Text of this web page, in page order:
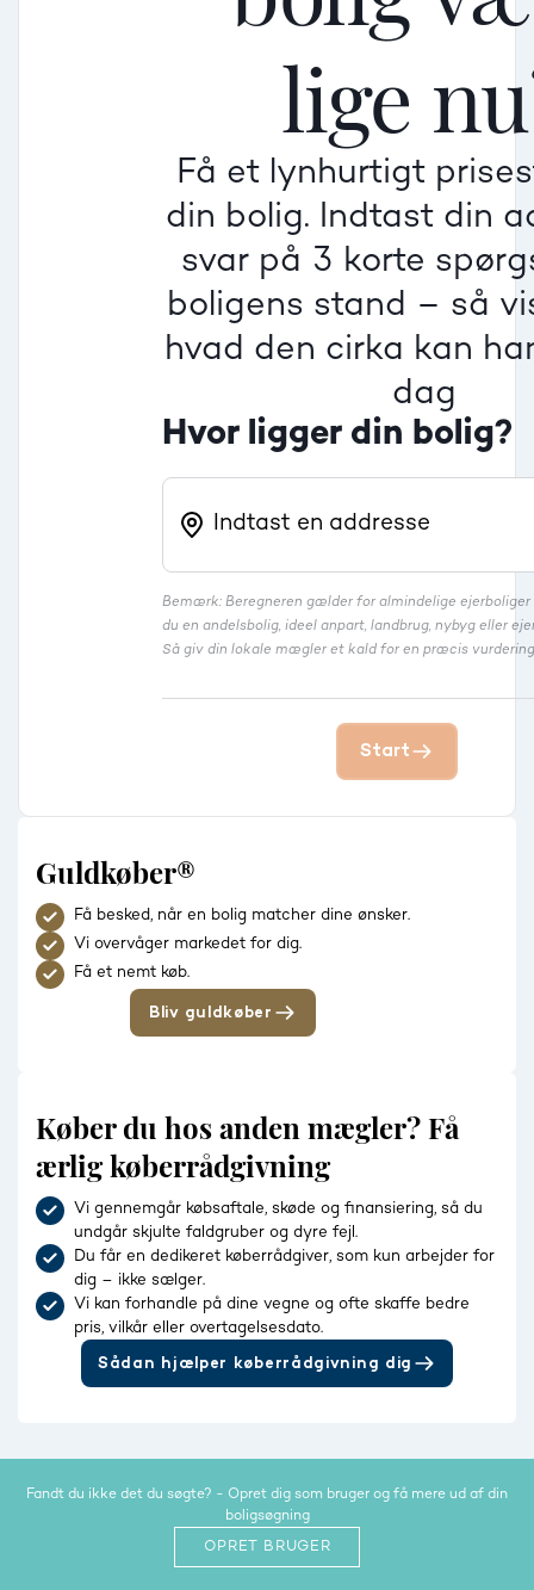
lige
Få et lynhurtigt
din bolig. Indtast din
svar på 3 korte
boligens stand – så
hvad den cirka kan
dag
Hvor ligger din bolig?
Bemærk: Beregneren gælder for almindelige ejerboliger
du en andelsbolig, ideel anpart, landbrug, nybyg eller
Så giv din lokale mægler et kald for en præcis
Dårlig
Mindre god
Dårlig
Mindre god
Dårlig
Mindre god
Villa
Beregner pris
Start
Guldkøber®
Få besked, når en bolig matcher dine ønsker.
Vi overvåger markedet for dig.
Få et nemt køb.
Bliv guldkøber
Køber du hos anden mægler? Få
ærlig køberrådgivning
Vi gennemgår købsaftale, skøde og finansiering, så du
undgår skjulte faldgruber og dyre fejl.
Du får en dedikeret køberrådgiver, som kun arbejder for
dig – ikke sælger.
Vi kan forhandle på dine vegne og ofte skaffe bedre
pris, vilkår eller overtagelsesdato.
Sådan hjælper køberrådgivning dig
Fandt du ikke det du søgte? - Opret dig som bruger og få mere ud af din
boligsøgning
OPRET BRUGER